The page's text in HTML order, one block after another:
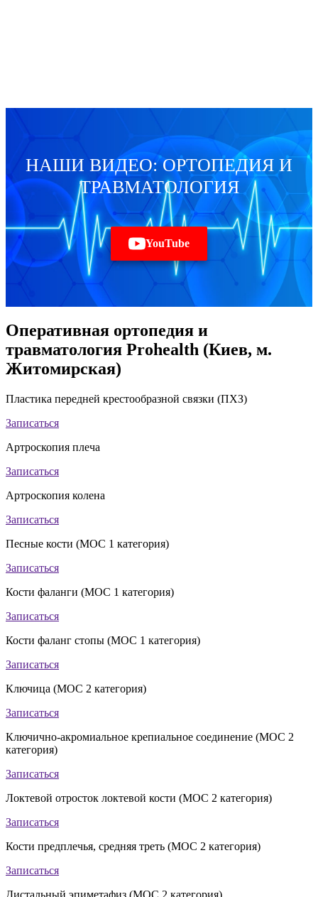
НАШИ ВИДЕО: ОРТОПЕДИЯ И
ТРАВМАТОЛОГИЯ
YouTube
Оперативная ортопедия и
травматология Prohealth (Киев, м.
Житомирская)
Пластика передней крестообразной связки (ПХЗ)
Записаться
Артроскопия плеча
Записаться
Артроскопия колена
Записаться
Песные кости (МОС 1 категория)
Записаться
Кости фаланги (МОС 1 категория)
Записаться
Кости фаланг стопы (МОС 1 категория)
Записаться
Ключица (МОС 2 категория)
Записаться
Ключично-акромиальное крепиальное соединение (МОС 2
категория)
Записаться
Локтевой отросток локтевой кости (МОС 2 категория)
Записаться
Кости предплечья, средняя треть (МОС 2 категория)
Записаться
Дистальный эпиметафиз (МОС 2 категория)